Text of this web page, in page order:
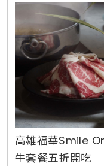
滿堂-脆皮糯米雞」
味，還融入了創新
享受。▲圖片來源：
高雄福華Smile
牛套餐五折開吃